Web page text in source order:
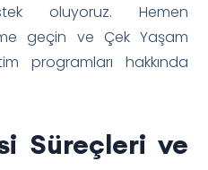
oluyoruz. Hemen
geçin ve Çek Yaşam
programları hakkında
Süreçleri ve